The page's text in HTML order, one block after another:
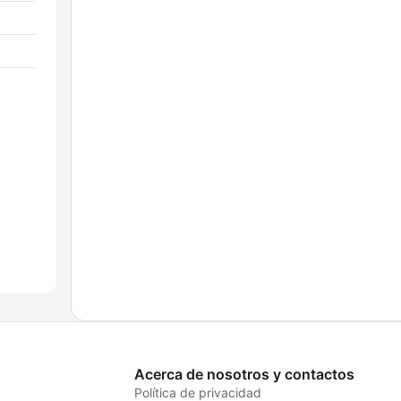
Acerca de nosotros y contactos
Política de privacidad